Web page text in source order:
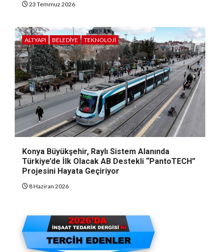
23 Temmuz 2026
ALTYAPI BELEDIYE TEKNOLOJI
Konya Büyükşehir, Raylı Sistem Alanında
Türkiye’de İlk Olacak AB Destekli “PantoTECH”
Projesini Hayata Geçiriyor
8 Haziran 2026